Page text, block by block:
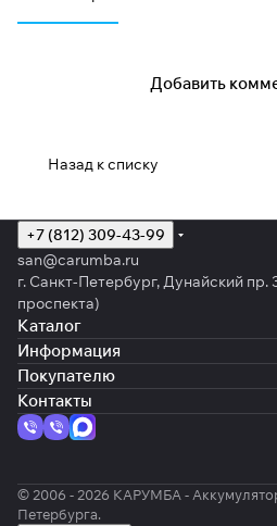
Добавить
Назад к списку
+7 (812) 309-43-99
san@carumba.ru
г. Санкт-Петербург, Дунайский пр.
проспекта)
Каталог
Информация
Покупателю
Контакты
© 2006 - 2026 КАРУМБА -
Петербурга.